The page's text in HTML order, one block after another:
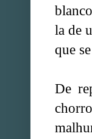
la de
que
De